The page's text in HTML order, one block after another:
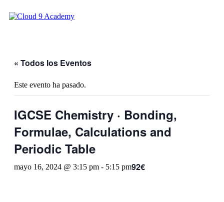
« Todos los Eventos
Este evento ha pasado.
IGCSE Chemistry · Bonding,
Formulae, Calculations and
Periodic Table
mayo 16, 2024 @ 3:15 pm - 5:15 pm92€